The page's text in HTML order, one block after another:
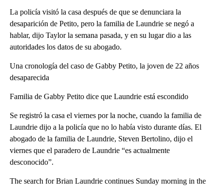
La policía visitó la casa después de que se denunciara la
desaparición de Petito, pero la familia de Laundrie se negó a
hablar, dijo Taylor la semana pasada, y en su lugar dio a las
autoridades los datos de su abogado.
Una cronología del caso de Gabby Petito, la joven de 22 años
desaparecida
Familia de Gabby Petito dice que Laundrie está escondido
Se registró la casa el viernes por la noche, cuando la familia de
Laundrie dijo a la policía que no lo había visto durante días. El
abogado de la familia de Laundrie, Steven Bertolino, dijo el
viernes que el paradero de Laundrie “es actualmente
desconocido”.
The search for Brian Laundrie continues Sunday morning in the